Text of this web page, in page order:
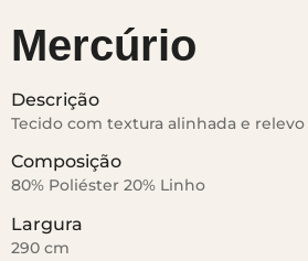
Mercúrio
Descrição
Tecido com textura alinhada e relevo
Composição
80% Poliéster 20% Linho
Largura
290 cm